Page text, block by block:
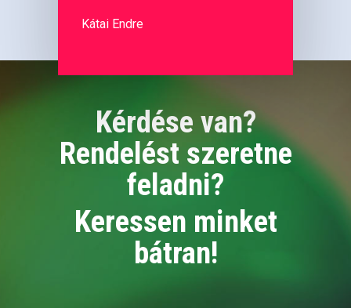
Kátai Endre
Kérdése van?
Rendelést szeretne
feladni?
Keressen minket
bátran!